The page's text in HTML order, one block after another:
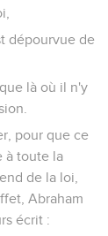
dépourvue de
là où il n'y
pour que ce
à toute la
de la loi,
Abraham
écrit :